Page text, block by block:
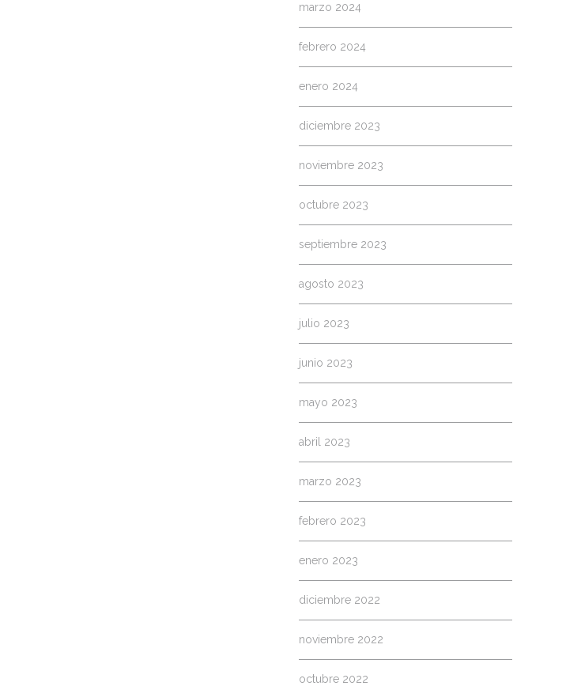
marzo 2024
febrero 2024
enero 2024
diciembre 2023
noviembre 2023
octubre 2023
septiembre 2023
agosto 2023
julio 2023
junio 2023
mayo 2023
abril 2023
marzo 2023
febrero 2023
enero 2023
diciembre 2022
noviembre 2022
octubre 2022